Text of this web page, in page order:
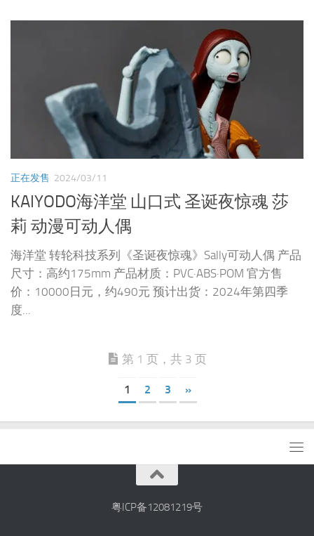
正在发售 2024/03/11
KAIYODO海洋堂 山口式 圣诞夜惊魂 莎
莉 动漫可动人偶
海洋堂 转轮科技系列《圣诞夜惊魂》Sally可动人偶 产品
尺寸：高约175mm 产品材质：PVC·ABS·POM 官方售
价：10000日元，约490元 预计出货：2024年第四季
度...
第 1 页，共 3 页
1 2 3 »
粤ICP备12081219号